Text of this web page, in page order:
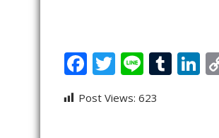
F
e
T
itt
Li
e
T Li
Post Views: 623